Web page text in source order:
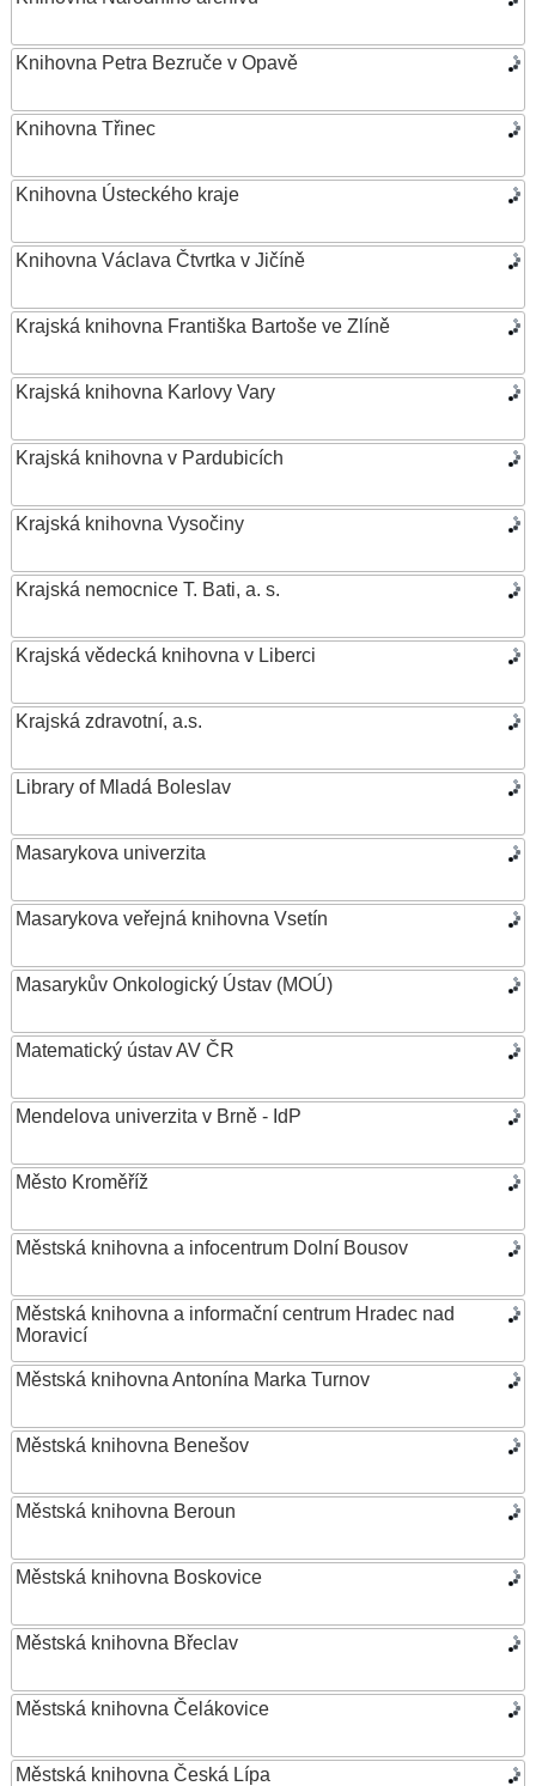
Knihovna Petra Bezruče v Opavě
Knihovna Třinec
Knihovna Ústeckého kraje
Knihovna Václava Čtvrtka v Jičíně
Krajská knihovna Františka Bartoše ve Zlíně
Krajská knihovna Karlovy Vary
Krajská knihovna v Pardubicích
Krajská knihovna Vysočiny
Krajská nemocnice T. Bati, a. s.
Krajská vědecká knihovna v Liberci
Krajská zdravotní, a.s.
Library of Mladá Boleslav
Masarykova univerzita
Masarykova veřejná knihovna Vsetín
Masarykův Onkologický Ústav (MOÚ)
Matematický ústav AV ČR
Mendelova univerzita v Brně - IdP
Město Kroměříž
Městská knihovna a infocentrum Dolní Bousov
Městská knihovna a informační centrum Hradec nad
Moravicí
Městská knihovna Antonína Marka Turnov
Městská knihovna Benešov
Městská knihovna Beroun
Městská knihovna Boskovice
Městská knihovna Břeclav
Městská knihovna Čelákovice
Městská knihovna Česká Lípa